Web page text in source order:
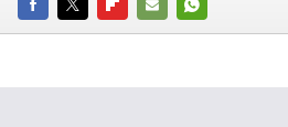
FacebookTwitterFlipboard
E-
Whatsapp